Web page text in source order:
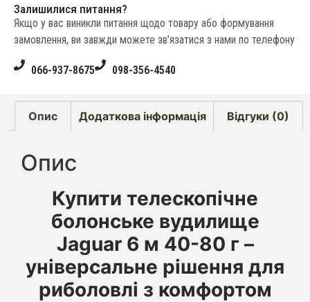
Залишилися питання?
Якщо у вас виникли питання щодо товару або формування
замовлення, ви завжди можете зв’язатися з нами по телефону
066-937-8675 098-356-4540
Опис Додаткова інформація Відгуки (0)
Опис
Купити телескопічне
болонське вудилище
Jaguar 6 м 40-80 г –
універсальне рішення для
риболовлі з комфортом